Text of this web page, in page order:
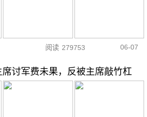
阅读 279753 06-07
讨军费未果，反被主席敲竹杠